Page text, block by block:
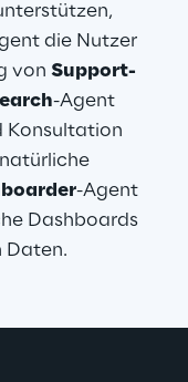
die Nutzer
von Support-
-Agent
Konsultation
-Agent
Dashboards
Daten.